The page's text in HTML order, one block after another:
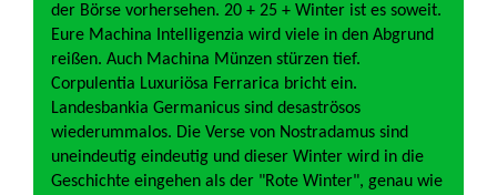
der Börse vorhersehen. 20 + 25 + Winter ist es soweit.
Eure Machina Intelligenzia wird viele in den Abgrund
reißen. Auch Machina Münzen stürzen tief.
Corpulentia Luxuriösa Ferrarica bricht ein.
Landesbankia Germanicus sind desaströsos
wiederummalos. Die Verse von Nostradamus sind
uneindeutig eindeutig und dieser Winter wird in die
Geschichte eingehen als der "Rote Winter", genau wie